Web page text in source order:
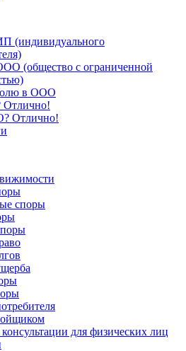
(индивидуального
(общество с ограниченной
в ООО
Отлично!
споры
для физических лиц